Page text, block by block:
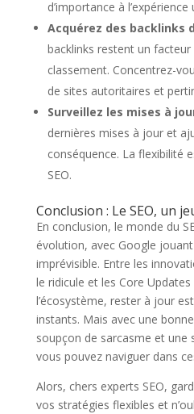
d’importance à l’expérience
Acquérez des backlinks
backlinks restent un facteur
classement. Concentrez-
de sites autoritaires et
Surveillez les mises à
dernières mises à jour et
conséquence. La flexibilité
SEO.
Conclusion : Le SEO, un
En conclusion, le monde du
évolution, avec Google
imprévisible. Entre les
le ridicule et les Core
l’écosystème, rester à jour
instants. Mais avec une
soupçon de sarcasme et une
vous pouvez naviguer dans
Alors, chers experts SEO,
vos stratégies flexibles et